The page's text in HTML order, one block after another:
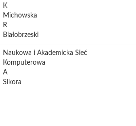
K
Michowska
R
Białobrzeski
Naukowa i Akademicka Sieć
Komputerowa
A
Sikora